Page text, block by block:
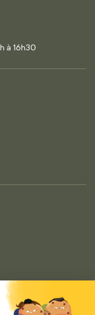
à 16h30